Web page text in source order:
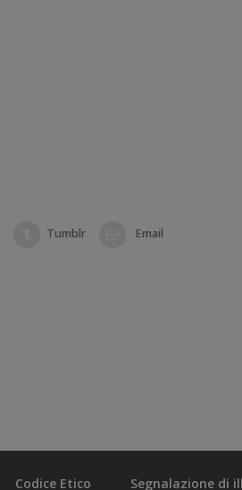
Tumblr Email
Codice Etico Segnalazione di